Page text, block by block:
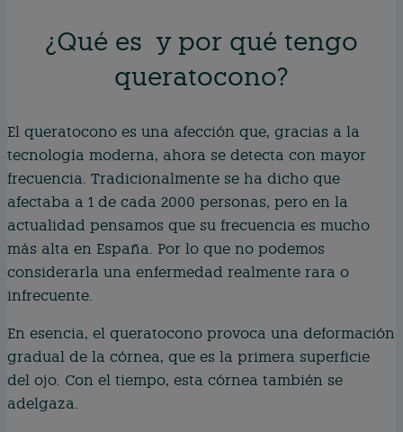
¿Qué es y por qué tengo
queratocono?
El queratocono es una afección que, gracias a la
tecnología moderna, ahora se detecta con mayor
frecuencia. Tradicionalmente se ha dicho que
afectaba a 1 de cada 2000 personas, pero en la
actualidad pensamos que su frecuencia es mucho
más alta en España. Por lo que no podemos
considerarla una enfermedad realmente rara o
infrecuente.
En esencia, el queratocono provoca una deformación
gradual de la córnea, que es la primera superficie
del ojo. Con el tiempo, esta córnea también se
adelgaza.